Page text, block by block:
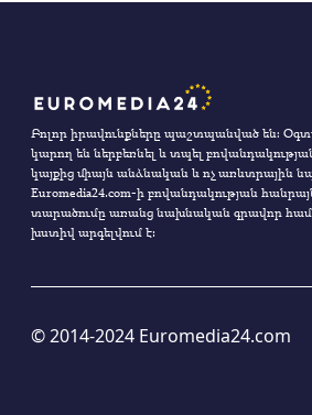
Բոլոր իրավունքները պաշտպանված են։
կարող են ներբեռնել և տպել
կայքից միայն անձնական և ոչ առևտրային
Euromedia24.com-ի բովանդակության
տարածումը առանց նախնական գրավոր
խստիվ արգելվում է:
© 2014-2024 Euromedia24.com